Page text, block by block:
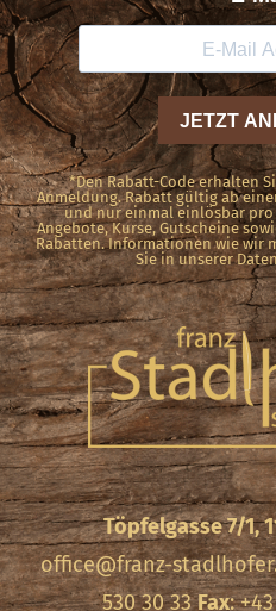
*Den Rabatt-Code erhalten
Anmeldung. Rabatt gültig ab
und nur einmal einlösbar pro
Angebote, Kurse, Gutscheine
Rabatten. Informationen wie wir
Sie in unserer
Töpfelgasse 7/1,
office@franz-
530 30 33Fax: